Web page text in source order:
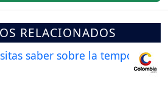
RELACIONADOS